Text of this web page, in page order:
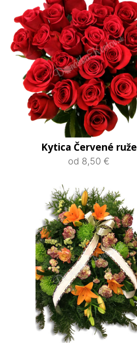
Kytica Červené ruže
od 8,50 €